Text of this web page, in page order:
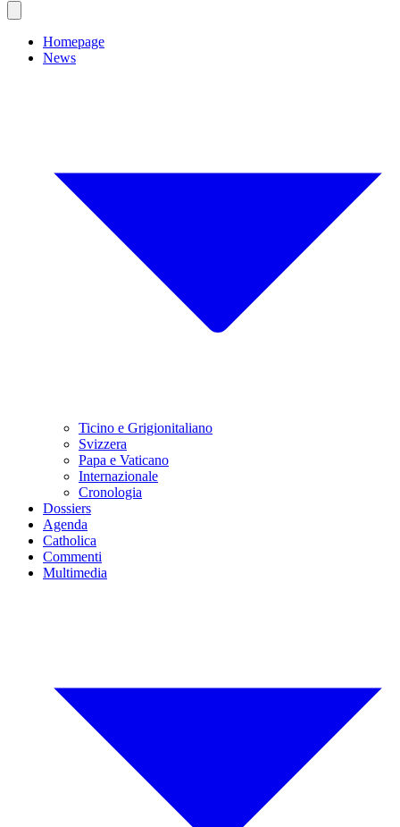
Homepage
News
Ticino e Grigionitaliano
Svizzera
Papa e Vaticano
Internazionale
Cronologia
Dossiers
Agenda
Catholica
Commenti
Multimedia